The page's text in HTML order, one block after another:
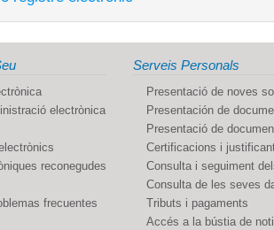
electrònica
reconegudes
frecuentes
Serveis Personals
Presentació de noves
Presentación de
Presentació de
Certificacions i
Consulta i seguiment
Consulta de les seves
Tributs i pagaments
Accés a la bústia de